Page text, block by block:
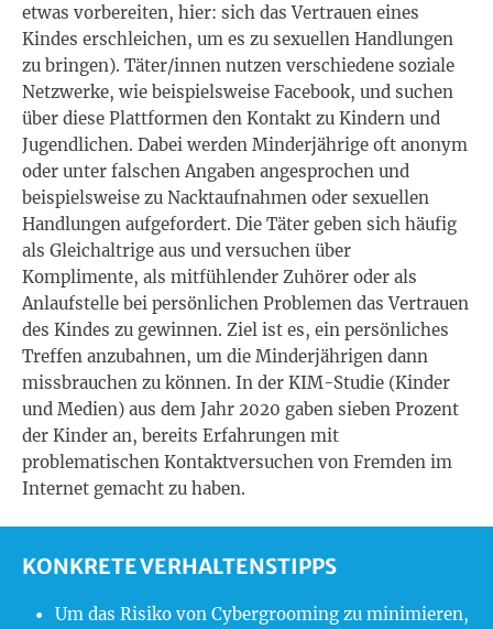
etwas vorbereiten, hier: sich das Vertrauen eines
Kindes erschleichen, um es zu sexuellen Handlungen
zu bringen). Täter/innen nutzen verschiedene soziale
Netzwerke, wie beispielsweise Facebook, und suchen
über diese Plattformen den Kontakt zu Kindern und
Jugendlichen. Dabei werden Minderjährige oft anonym
oder unter falschen Angaben angesprochen und
beispielsweise zu Nacktaufnahmen oder sexuellen
Handlungen aufgefordert. Die Täter geben sich häufig
als Gleichaltrige aus und versuchen über
Komplimente, als mitfühlender Zuhörer oder als
Anlaufstelle bei persönlichen Problemen das Vertrauen
des Kindes zu gewinnen. Ziel ist es, ein persönliches
Treffen anzubahnen, um die Minderjährigen dann
missbrauchen zu können. In der KIM-Studie (Kinder
und Medien) aus dem Jahr 2020 gaben sieben Prozent
der Kinder an, bereits Erfahrungen mit
problematischen Kontaktversuchen von Fremden im
Internet gemacht zu haben.
KONKRETE VERHALTENSTIPPS
Um das Risiko von Cybergrooming zu minimieren,